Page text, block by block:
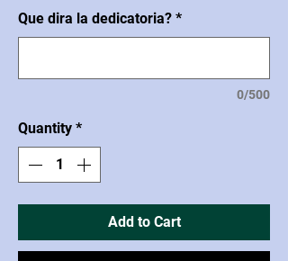
Que dira la dedicatoria? *
0/500
Quantity *
Add to Cart